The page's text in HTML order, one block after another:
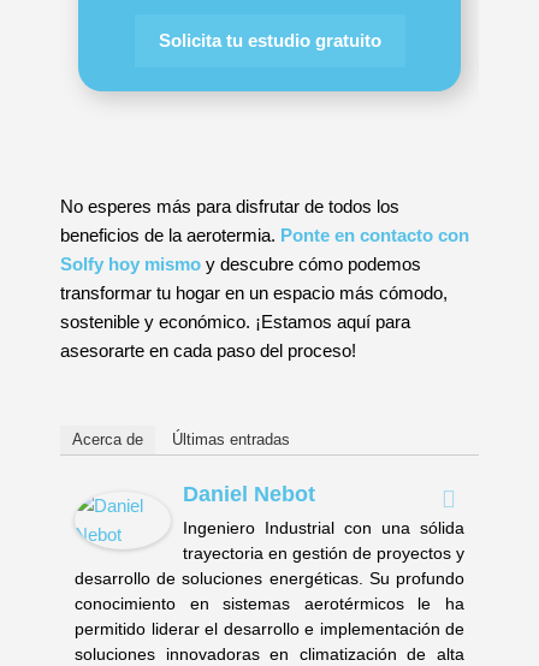
Solicita tu estudio gratuito
No esperes más para disfrutar de todos los
beneficios de la aerotermia. Ponte en contacto con
Solfy hoy mismo y descubre cómo podemos
transformar tu hogar en un espacio más cómodo,
sostenible y económico. ¡Estamos aquí para
asesorarte en cada paso del proceso!
Acerca de Últimas entradas
Daniel Nebot
Ingeniero Industrial con una sólida
trayectoria en gestión de proyectos y
desarrollo de soluciones energéticas. Su profundo
conocimiento en sistemas aerotérmicos le ha
permitido liderar el desarrollo e implementación de
soluciones innovadoras en climatización de alta